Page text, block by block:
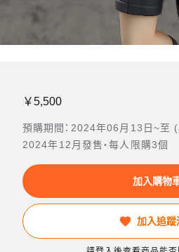
￥5,500
預購期間：2024年06月13日~至
2024年12月發售・每人限購3個
加入購物
加入追蹤